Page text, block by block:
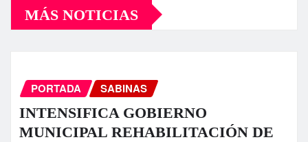
MÁS NOTICIAS
PORTADA SABINAS
INTENSIFICA GOBIERNO
MUNICIPAL REHABILITACIÓN DE